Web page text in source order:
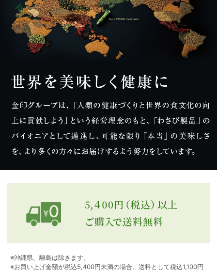
※沖縄県、離島は除きます。
※お買い上げ金額が税込5,400円未満の場合、送料として税込1,100円